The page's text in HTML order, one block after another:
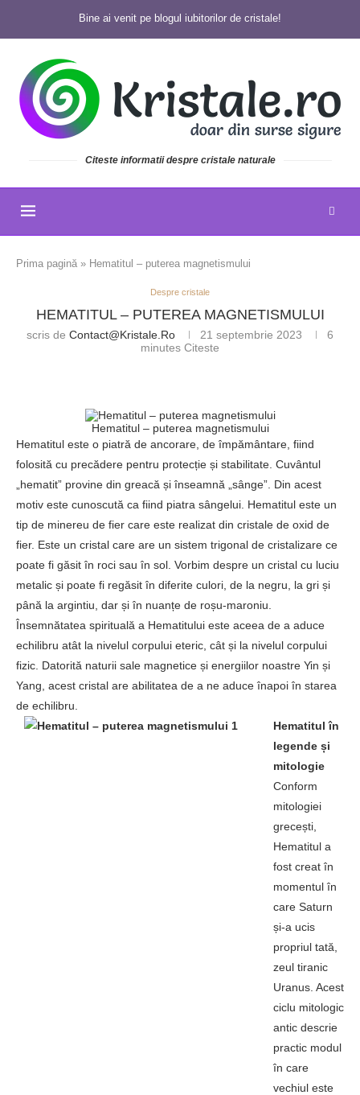
Bine ai venit pe blogul iubitorilor de cristale!
Citeste informatii despre cristale naturale
Prima pagină » Hematitul – puterea magnetismului
Despre cristale
HEMATITUL – PUTEREA MAGNETISMULUI
scris de Contact@kristale.ro 21 septembrie 2023
6
minutes Citeste
Hematitul – puterea magnetismului
Hematitul este o piatră de ancorare, de împământare, fiind
folosită cu precădere pentru protecție și stabilitate. Cuvântul
„hematit” provine din greacă și înseamnă „sânge”. Din acest
motiv este cunoscută ca fiind piatra sângelui. Hematitul este un
tip de minereu de fier care este realizat din cristale de oxid de
fier. Este un cristal care are un sistem trigonal de cristalizare ce
poate fi găsit în roci sau în sol. Vorbim despre un cristal cu luciu
metalic și poate fi regăsit în diferite culori, de la negru, la gri și
până la argintiu, dar și în nuanțe de roșu-maroniu.
Însemnătatea spirituală a Hematitului este aceea de a aduce
echilibru atât la nivelul corpului eteric, cât și la nivelul corpului
fizic. Datorită naturii sale magnetice și energiilor noastre Yin și
Yang, acest cristal are abilitatea de a ne aduce înapoi în starea
de echilibru.
Hematitul în
legende și
mitologie
Conform
mitologiei
grecești,
Hematitul a
fost creat în
momentul în
care Saturn
și-a ucis
propriul tată,
zeul tiranic
Uranus. Acest
ciclu mitologic
antic descrie
practic modul
în care
vechiul este